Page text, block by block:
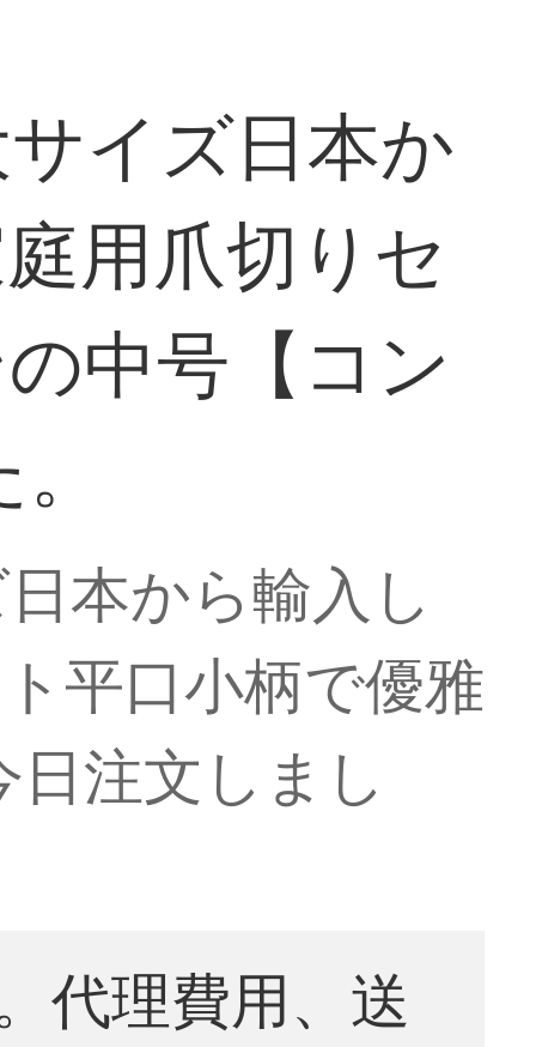
イズ日本か
用爪切りセ
中号【コン
本から輸入し
平口小柄で優雅
注文しまし
代理費用、送